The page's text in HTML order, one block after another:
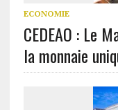
ECONOMIE
CEDEAO : Le
la monnaie